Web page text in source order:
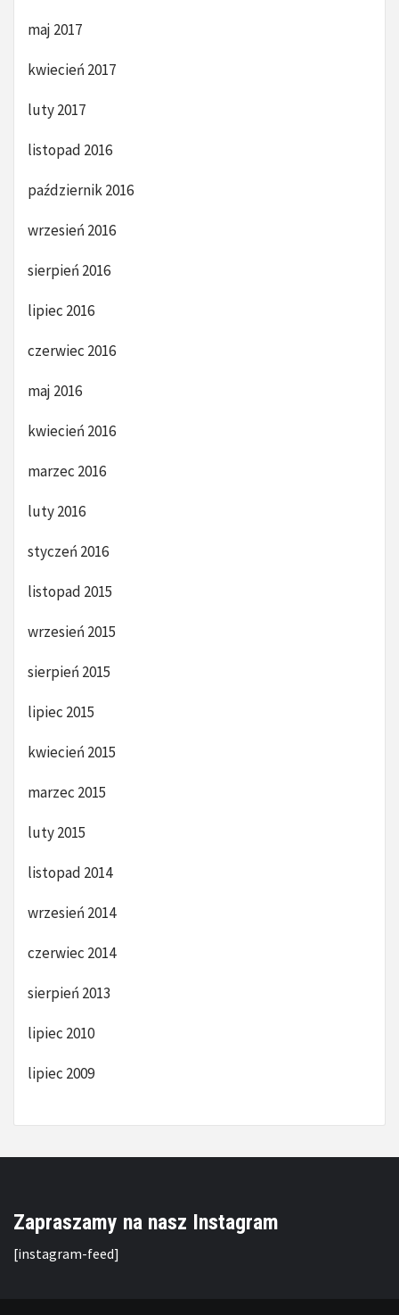
maj 2017
kwiecień 2017
luty 2017
listopad 2016
październik 2016
wrzesień 2016
sierpień 2016
lipiec 2016
czerwiec 2016
maj 2016
kwiecień 2016
marzec 2016
luty 2016
styczeń 2016
listopad 2015
wrzesień 2015
sierpień 2015
lipiec 2015
kwiecień 2015
marzec 2015
luty 2015
listopad 2014
wrzesień 2014
czerwiec 2014
sierpień 2013
lipiec 2010
lipiec 2009
Zapraszamy na nasz Instagram
[instagram-feed]